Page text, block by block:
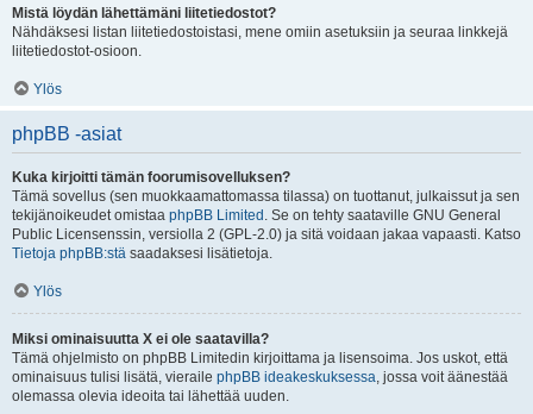
Mistä löydän lähettämäni liitetiedostot?
Nähdäksesi listan liitetiedostoistasi, mene omiin asetuksiin ja seuraa linkkejä
liitetiedostot-osioon.
Ylös
phpBB -asiat
Kuka kirjoitti tämän foorumisovelluksen?
Tämä sovellus (sen muokkaamattomassa tilassa) on tuottanut, julkaissut ja sen
tekijänoikeudet omistaa phpBB Limited . Se on tehty saataville GNU General
Public Licensenssin, versiolla 2 (GPL-2.0) ja sitä voidaan jakaa vapaasti. Katso
Tietoja phpBB:stä saadaksesi lisätietoja.
Ylös
Miksi ominaisuutta X ei ole saatavilla?
Tämä ohjelmisto on phpBB Limitedin kirjoittama ja lisensoima. Jos uskot, että
ominaisuus tulisi lisätä, vieraile phpBB ideakeskuksessa, jossa voit äänestää
olemassa olevia ideoita tai lähettää uuden.